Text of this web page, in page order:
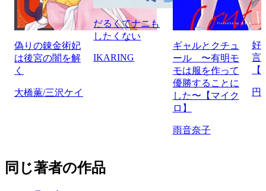
偽りの錬金術妃
は後宮の闇を解
く
大橋薫/三沢ケイ
だるくてナニも
したくない
IKARING
ギャルとクチュ
ール 〜有明モ
モは服を作って
優勝することに
した〜【マイク
ロ】
雨音奈子
好
言
円
同じ著者の作品